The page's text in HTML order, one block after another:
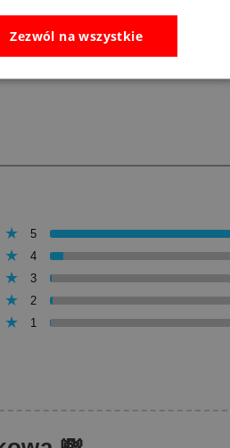
Najniższa cena:255,00 zł
5
4
3
2
1
Zezwól na wszystkie